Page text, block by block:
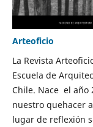
Arteoficio
La Revista
Escuela de
Chile. Nace el año
nuestro quehacer
lugar de reflexión